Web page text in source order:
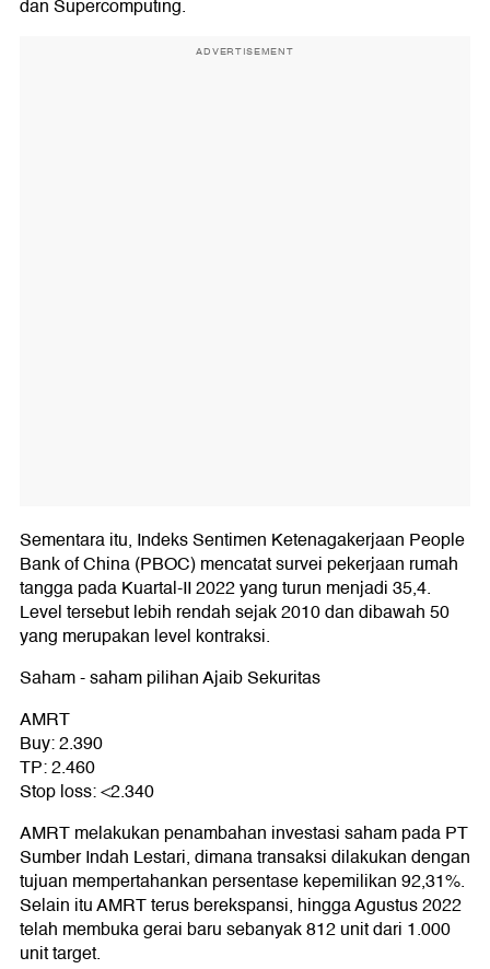
dan Supercomputing.
ADVERTISEMENT
Sementara itu, Indeks Sentimen Ketenagakerjaan People
Bank of China (PBOC) mencatat survei pekerjaan rumah
tangga pada Kuartal-II 2022 yang turun menjadi 35,4.
Level tersebut lebih rendah sejak 2010 dan dibawah 50
yang merupakan level kontraksi.
Saham - saham pilihan Ajaib Sekuritas
AMRT
Buy: 2.390
TP: 2.460
Stop loss: <2.340
AMRT melakukan penambahan investasi saham pada PT
Sumber Indah Lestari, dimana transaksi dilakukan dengan
tujuan mempertahankan persentase kepemilikan 92,31%.
Selain itu AMRT terus berekspansi, hingga Agustus 2022
telah membuka gerai baru sebanyak 812 unit dari 1.000
unit target.